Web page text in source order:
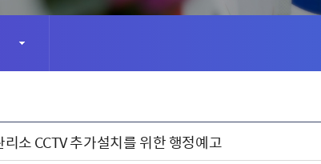
소 CCTV 추가설치를 위한 행정예고